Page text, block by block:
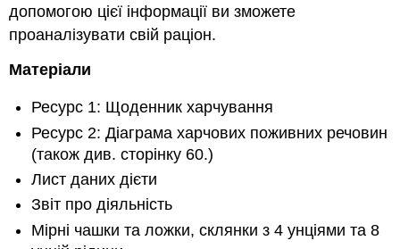
допомогою цієї інформації ви зможете
проаналізувати свій раціон.
Матеріали
Ресурс 1: Щоденник харчування
Ресурс 2: Діаграма харчових поживних речовин
(також див. сторінку 60.)
Лист даних дієти
Звіт про діяльність
Мірні чашки та ложки, склянки з 4 унціями та 8